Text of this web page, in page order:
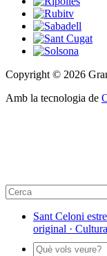
Copyright © 2026
Amb la tecnologia de
Sant Celoni
original ·